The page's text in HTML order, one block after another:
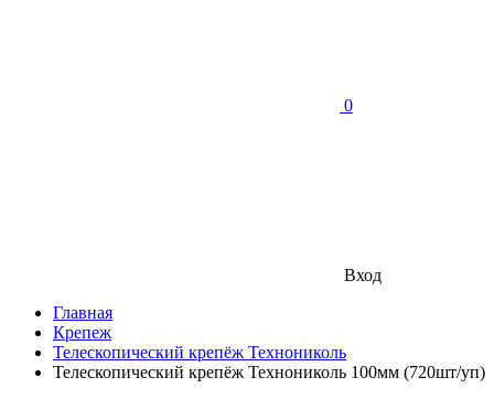
0
Вход
Главная
Крепеж
Телескопический крепёж Технониколь
Телескопический крепёж Технониколь 100мм (720шт/уп)